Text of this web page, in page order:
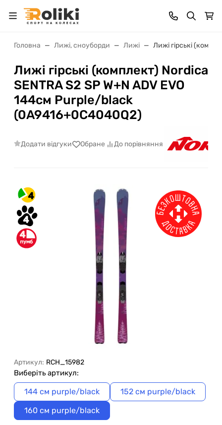
Головна Лижі, сноуборди Лижі Лижі гірські
Лижі гірські (комплект) Nordica
SENTRA S2 SP W+N ADV EVO
144см Purple/black
(0A9416+0C4040Q2)
Додати відгуки Обране До порівняння
4
4
4
Артикул: RCH_15982
Виберіть артикул:
144 см purple/black
152 см purple/black
160 см purple/black